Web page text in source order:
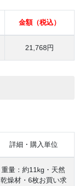
金額（税込）
21,768円
詳細・購入単位
重量：約11kg・天然
乾燥材・6枚お買い求